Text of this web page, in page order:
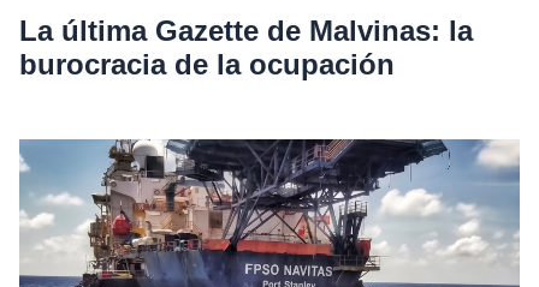
La última Gazette de Malvinas: la
burocracia de la ocupación